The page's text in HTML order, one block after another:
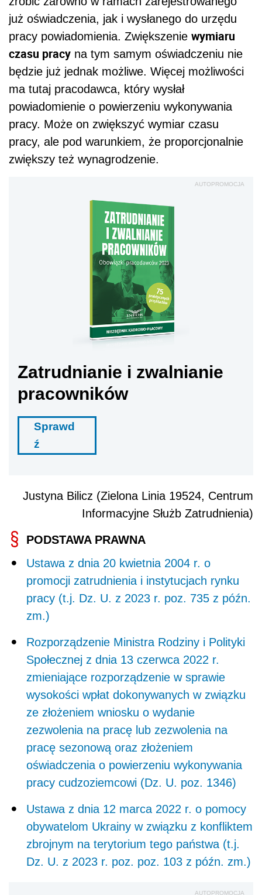
już oświadczenia, jak i wysłanego do urzędu
pracy powiadomienia. Zwiększenie wymiaru
czasu pracy na tym samym oświadczeniu nie
będzie już jednak możliwe. Więcej możliwości
ma tutaj pracodawca, który wysłał
powiadomienie o powierzeniu wykonywania
pracy. Może on zwiększyć wymiar czasu
pracy, ale pod warunkiem, że proporcjonalnie
zwiększy też wynagrodzenie.
AUTOPROMOCJA
Zatrudnianie i zwalnianie
pracowników
Sprawd
ź
Justyna Bilicz (Zielona Linia 19524, Centrum
Informacyjne Służb Zatrudnienia)
PODSTAWA PRAWNA
Ustawa z dnia 20 kwietnia 2004 r. o
promocji zatrudnienia i instytucjach rynku
pracy (t.j. Dz. U. z 2023 r. poz. 735 z późn.
zm.)
Rozporządzenie Ministra Rodziny i Polityki
Społecznej z dnia 13 czerwca 2022 r.
zmieniające rozporządzenie w sprawie
wysokości wpłat dokonywanych w związku
ze złożeniem wniosku o wydanie
zezwolenia na pracę lub zezwolenia na
pracę sezonową oraz złożeniem
oświadczenia o powierzeniu wykonywania
pracy cudzoziemcowi (Dz. U. poz. 1346)
Ustawa z dnia 12 marca 2022 r. o pomocy
obywatelom Ukrainy w związku z konfliktem
zbrojnym na terytorium tego państwa (t.j.
Dz. U. z 2023 r. poz. poz. 103 z późn. zm.)
AUTOPROMOCJA